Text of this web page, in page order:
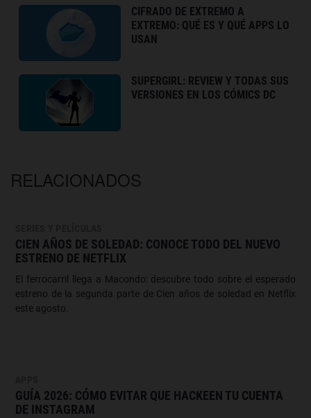
CIFRADO DE EXTREMO A
EXTREMO: QUÉ ES Y QUÉ APPS LO
USAN
SUPERGIRL: REVIEW Y TODAS SUS
VERSIONES EN LOS CÓMICS DC
RELACIONADOS
CIEN AÑOS DE SOLEDAD: CONOCE TODO DEL NUEVO
ESTRENO DE NETFLIX
El ferrocarril llega a Macondo: descubre todo sobre el esperado
estreno de la segunda parte de Cien años de soledad en Netflix
este agosto.
GUÍA 2026: CÓMO EVITAR QUE HACKEEN TU CUENTA
DE INSTAGRAM